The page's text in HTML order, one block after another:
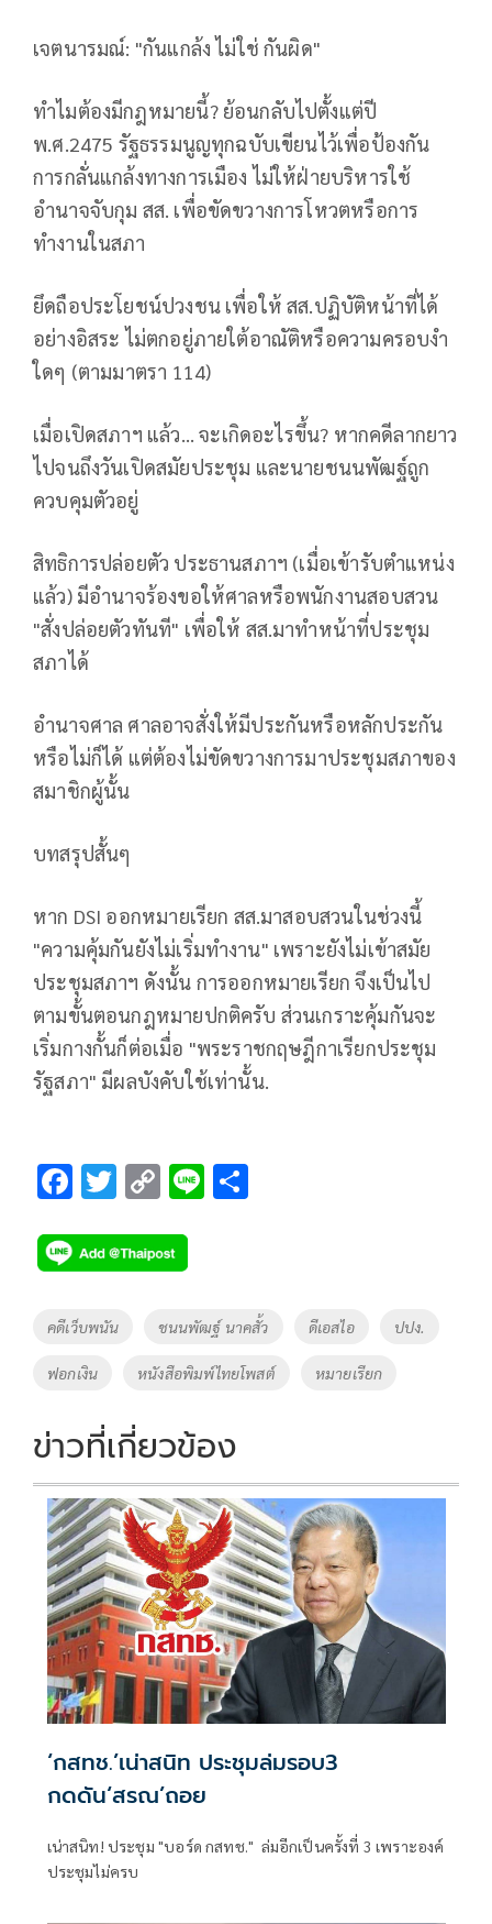
เจตนารมณ์: "กันแกล้ง ไม่ใช่ กันผิด"
ทำไมต้องมีกฎหมายนี้? ย้อนกลับไปตั้งแต่ปี
พ.ศ.2475 รัฐธรรมนูญทุกฉบับเขียนไว้เพื่อป้องกัน
การกลั่นแกล้งทางการเมือง ไม่ให้ฝ่ายบริหารใช้
อำนาจจับกุม สส. เพื่อขัดขวางการโหวตหรือการ
ทำงานในสภา
ยึดถือประโยชน์ปวงชน เพื่อให้ สส.ปฏิบัติหน้าที่ได้
อย่างอิสระ ไม่ตกอยู่ภายใต้อาณัติหรือความครอบงำ
ใดๆ (ตามมาตรา 114)
เมื่อเปิดสภาฯ แล้ว... จะเกิดอะไรขึ้น? หากคดีลากยาว
ไปจนถึงวันเปิดสมัยประชุม และนายชนนพัฒฐ์ถูก
ควบคุมตัวอยู่
สิทธิการปล่อยตัว ประธานสภาฯ (เมื่อเข้ารับตำแหน่ง
แล้ว) มีอำนาจร้องขอให้ศาลหรือพนักงานสอบสวน
"สั่งปล่อยตัวทันที" เพื่อให้ สส.มาทำหน้าที่ประชุม
สภาได้
อำนาจศาล ศาลอาจสั่งให้มีประกันหรือหลักประกัน
หรือไม่ก็ได้ แต่ต้องไม่ขัดขวางการมาประชุมสภาของ
สมาชิกผู้นั้น
บทสรุปสั้นๆ
หาก DSI ออกหมายเรียก สส.มาสอบสวนในช่วงนี้
"ความคุ้มกันยังไม่เริ่มทำงาน" เพราะยังไม่เข้าสมัย
ประชุมสภาฯ ดังนั้น การออกหมายเรียก จึงเป็นไป
ตามขั้นตอนกฎหมายปกติครับ ส่วนเกราะคุ้มกันจะ
เริ่มกางกั้นก็ต่อเมื่อ "พระราชกฤษฎีกาเรียกประชุม
รัฐสภา" มีผลบังคับใช้เท่านั้น.
F
e
b
o
o
k
T
tt
er
C
p
y
Li
n
k
Li
Tags
คดีเว็บพนัน ชนนพัฒฐ์ นาคสั้ว ดีเอสไอ ปปง.
ฟอกเงิน หนังสือพิมพ์ไทยโพสต์ หมายเรียก
ข่าวที่เกี่ยวข้อง
‘กสทช.’เน่าสนิท ประชุมล่มรอบ3
กดดัน‘สรณ’ถอย
เน่าสนิท! ประชุม "บอร์ด กสทช." ล่มอีกเป็นครั้งที่ 3 เพราะองค์
ประชุมไม่ครบ